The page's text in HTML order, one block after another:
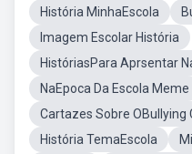
História MinhaEscola
Imagem Escolar História
HistóriasPara Aprsentar
NaEpoca Da Escola Meme
Cartazes Sobre OBullying
História TemaEscola